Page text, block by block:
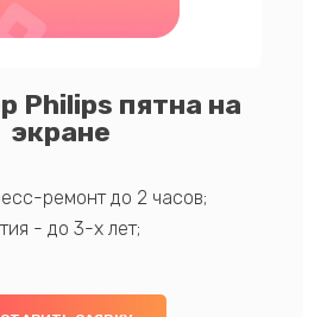
Philips пятна на
экране
ремонт до 2 часов;
- до 3-х лет;